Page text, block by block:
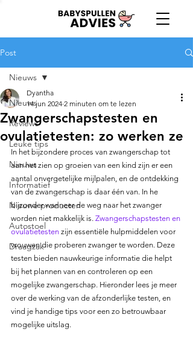
Post
Nieuws
Reviews
Leuke tips
Nieuws
Informatief
Nieuwe producten
Autostoel
Draagzak
Nieuws
Zwangerschapstesten en
ovulatietesten: zo werken ze
Dyantha
14 jun 2024 2 minuten om te lezen
In het bijzondere proces van zwangerschap tot
aan het zien op groeien van een kind zijn er een
aantal onvergetelijke mijlpalen, en de ontdekking
van de zwangerschap is daar één van. In he
bijzonder wanneer de weg naar het zwanger
worden niet makkelijk is. Zwangerschapstesten en
ovulatietesten zijn essentiële hulpmiddelen voor
vrouwen die proberen zwanger te worden. Deze
testen bieden nauwkeurige informatie die helpt
bij het plannen van en controleren op een
mogelijke zwangerschap. Hieronder lees je meer
over de werking van de afzonderlijke testen, en
vind je handige tips voor een zo betrouwbaar
mogelijke uitslag.